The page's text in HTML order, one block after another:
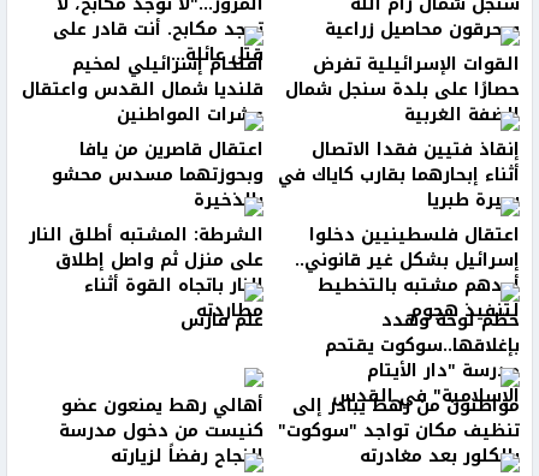
ويحرقون محاصيل زراعية توجد مكابح. أنت قادر على
قتل عائلة... القوات الإسرائيلية تفرض
حصارًا على بلدة سنجل شمال
الضفة الغربية
اقتحام إسرائيلي لمخيم
قلنديا شمال القدس واعتقال
عشرات المواطنين
إنقاذ فتيين فقدا الاتصال
أثناء إبحارهما بقارب كاياك في
بحيرة طبريا
اعتقال قاصرين من يافا
وبحوزتهما مسدس محشو
بالذخيرة
اعتقال فلسطينيين دخلوا
إسرائيل بشكل غير قانوني..
أحدهم مشتبه بالتخطيط
لتنفيذ هجوم
الشرطة: المشتبه أطلق النار
على منزل ثم واصل إطلاق
النار باتجاه القوة أثناء
مطاردته حطّم لوحة وهدد
بإغلاقها..سوكوت يقتحم
مدرسة "دار الأيتام
الإسلامية" في القدس
علم فارس
مواطنون من رهط يبادر إلى
تنظيف مكان تواجد "سوكوت"
بالكلور بعد مغادرته
أهالي رهط يمنعون عضو
كنيست من دخول مدرسة
النجاح رفضاً لزيارته